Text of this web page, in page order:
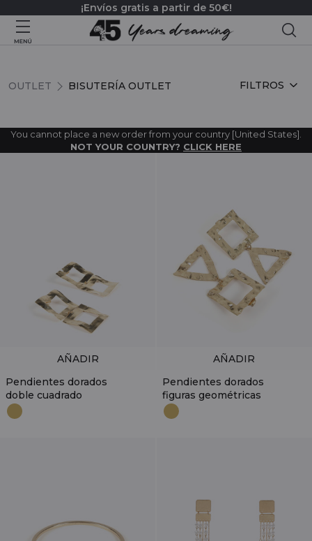
¡Envíos gratis a partir de 50€!
OUTLET BISUTERÍA OUTLET
BISUTERÍA OUTLET FILTROS
You cannot place a new order from your country [United States].
NOT YOUR COUNTRY? CLICK HERE
Pendientes dorados
doble cuadrado
AÑADIR
Pendientes dorados
figuras geométricas
AÑADIR